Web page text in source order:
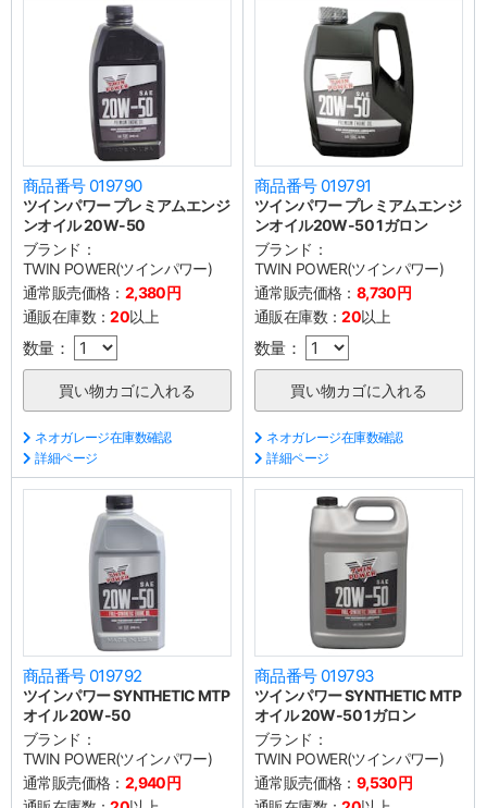
商品番号 019790
ツインパワー プレミアムエンジ
ンオイル 20W-50
ブランド：
TWIN POWER(ツインパワー)
通常販売価格： 2,380円
通販在庫数：20以上
数量：
ネオガレージ在庫数確認
詳細ページ
商品番号 019791
ツインパワー プレミアムエンジ
ンオイル20W-50 1ガロン
ブランド：
TWIN POWER(ツインパワー)
通常販売価格： 8,730円
通販在庫数：20以上
数量：
ネオガレージ在庫数確認
詳細ページ
商品番号 019792
ツインパワー SYNTHETIC MTP
オイル 20W-50
ブランド：
TWIN POWER(ツインパワー)
通常販売価格： 2,940円
商品番号 019793
ツインパワー SYNTHETIC MTP
オイル 20W-50 1ガロン
ブランド：
TWIN POWER(ツインパワー)
通常販売価格： 9,530円